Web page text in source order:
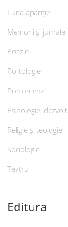
Luna apariției
Memorii și jurnale
Poezie
Politologie
Precomenzi
Psihologie,
Religie și teologie
Sociologie
Teatru
Editura